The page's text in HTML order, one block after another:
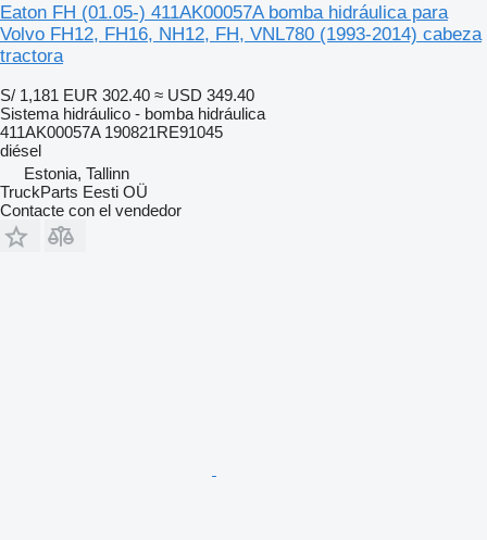
Eaton FH (01.05-) 411AK00057A bomba hidráulica para
Volvo FH12, FH16, NH12, FH, VNL780 (1993-2014) cabeza
tractora
S/ 1,181 EUR 302.40 ≈ USD 349.40
Sistema hidráulico - bomba hidráulica
411AK00057A 190821RE91045
diésel
Estonia, Tallinn
TruckParts Eesti OÜ
Contacte con el vendedor